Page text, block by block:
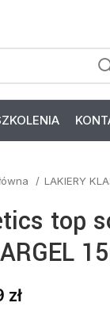
LAKIERY
top
zł